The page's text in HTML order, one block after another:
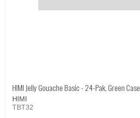
HIMI Jelly Gouache Basic - 24-Pak, Green Case
HIMI
TBT32